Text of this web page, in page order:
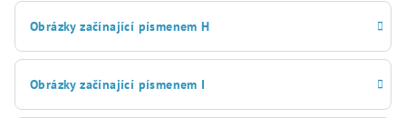
Obrázky začínající písmenem H
Obrázky začínající písmenem I